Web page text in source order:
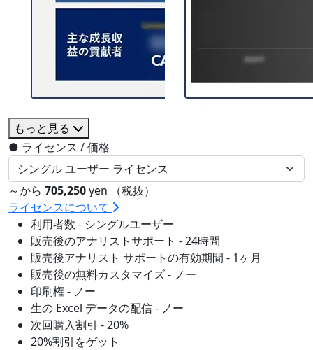
もっと見る
● ライセンス / 価格
～から 705,250yen （税抜）
ライセンスについて
利用者数 - シングルユーザー
販売後のアナリストサポート - 24時間
販売後アナリスト サポートの有効期間 - 1ヶ月
販売後の無料カスタマイズ - ノー
印刷権 - ノー
生の Excel データの配信 - ノー
次回購入割引 - 20%
20%割引をゲット